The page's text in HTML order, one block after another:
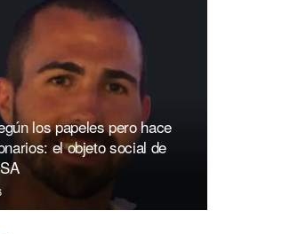
los papeles pero hace
el objeto social de